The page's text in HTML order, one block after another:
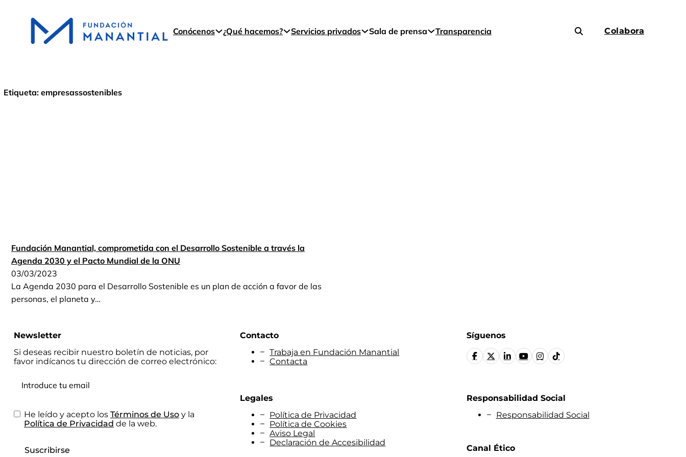
Conócenos ¿Qué hacemos? Servicios privados Sala de prensa Transparencia Colabora
Etiqueta: empresassostenibles
Fundación Manantial, comprometida con el Desarrollo Sostenible a través la
Agenda 2030 y el Pacto Mundial de la ONU
03/03/2023
La Agenda 2030 para el Desarrollo Sostenible es un plan de acción a favor de las
personas, el planeta y…
Newsletter
Si deseas recibir nuestro boletín de noticias, por
favor indícanos tu dirección de correo electrónico:
He leído y acepto los Términos de Uso y la
Política de Privacidad de la web.
Suscribirse
Contacto
Trabaja en Fundación Manantial
Contacta
Legales
Política de Privacidad
Política de Cookies
Aviso Legal
Declaración de Accesibilidad
Síguenos
Responsabilidad Social
Responsabilidad Social
Canal Ético